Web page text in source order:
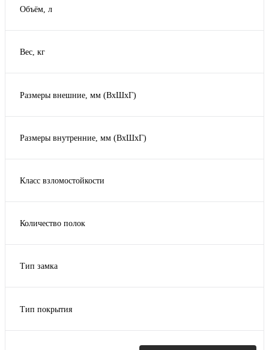
Объём, л
Вес, кг
0.46
Размеры внешние, мм (ВхШхГ)
1000x213x153
Размеры внутренние, мм (ВхШхГ)
1007x526x387
Класс взломостойкости
3 класс
Количество полок
2
3
Тип замка
Кодовый электронный
Тип покрытия